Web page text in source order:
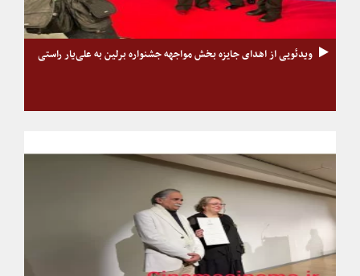
ویدئویی از اهدای جایزه بخش مواجهه جشنواره برلین به علی‌یار راستی